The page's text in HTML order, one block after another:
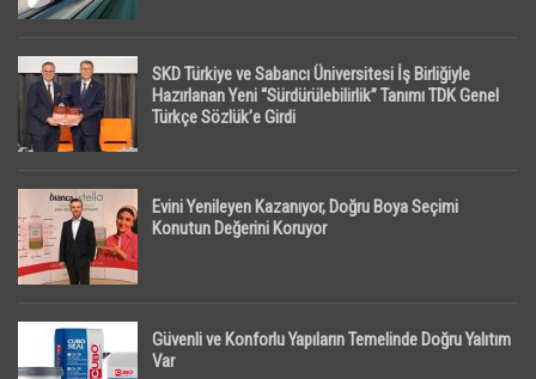
SKD Türkiye ve Sabancı Üniversitesi İş Birliğiyle
Hazırlanan Yeni “Sürdürülebilirlik” Tanımı TDK Genel
Türkçe Sözlük’e Girdi
Evini Yenileyen Kazanıyor, Doğru Boya Seçimi
Konutun Değerini Koruyor
Güvenli ve Konforlu Yapıların Temelinde Doğru Yalıtım
Var